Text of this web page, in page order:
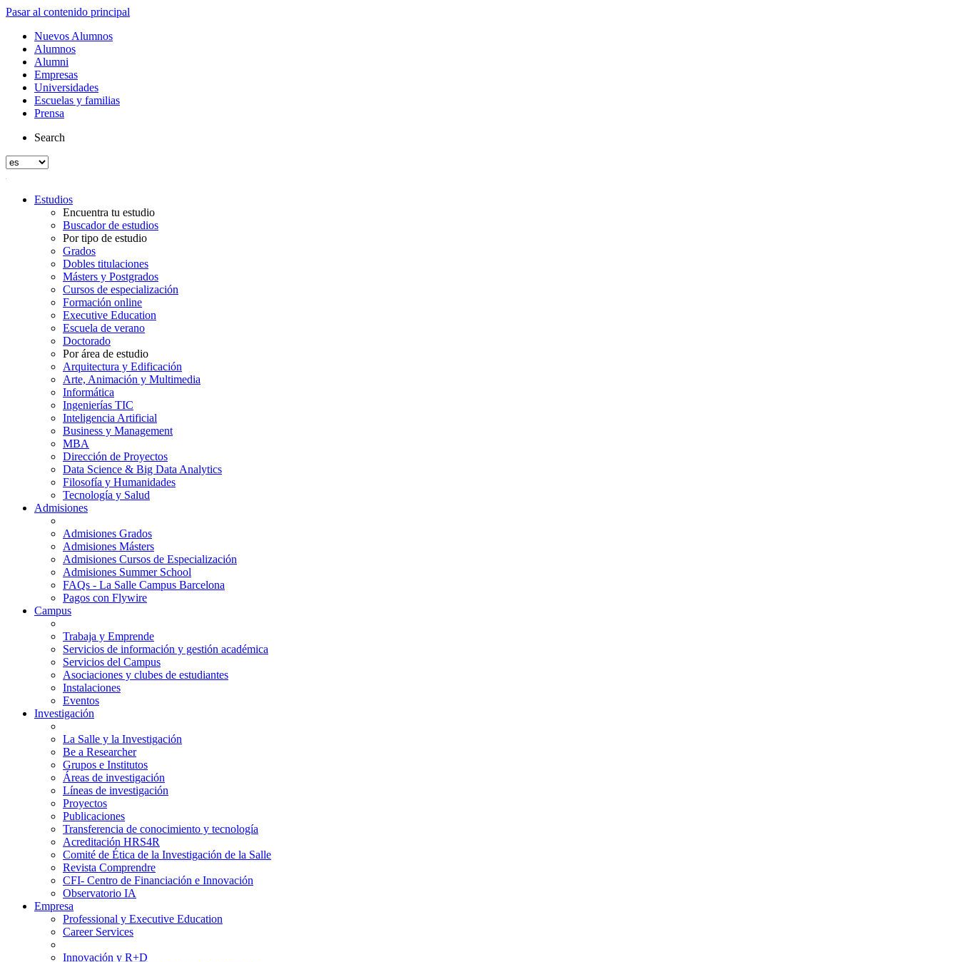
Pasar al contenido principal
Nuevos Alumnos
Alumnos
Alumni
Empresas
Universidades
Escuelas y familias
Prensa
Search
Estudios
Encuentra tu estudio
Buscador de estudios
Por tipo de estudio
Grados
Dobles titulaciones
Másters y Postgrados
Cursos de especialización
Formación online
Executive Education
Escuela de verano
Doctorado
Por área de estudio
Arquitectura y Edificación
Arte, Animación y Multimedia
Informática
Ingenierías TIC
Inteligencia Artificial
Business y Management
MBA
Dirección de Proyectos
Data Science & Big Data Analytics
Filosofía y Humanidades
Tecnología y Salud
Admisiones
Admisiones Grados
Admisiones Másters
Admisiones Cursos de Especialización
Admisiones Summer School
FAQs - La Salle Campus Barcelona
Pagos con Flywire
Campus
Trabaja y Emprende
Servicios de información y gestión académica
Servicios del Campus
Asociaciones y clubes de estudiantes
Instalaciones
Eventos
Investigación
La Salle y la Investigación
Be a Researcher
Grupos e Institutos
Áreas de investigación
Líneas de investigación
Proyectos
Publicaciones
Transferencia de conocimiento y tecnología
Acreditación HRS4R
Comité de Ética de la Investigación de la Salle
Revista Comprendre
CFI- Centro de Financiación e Innovación
Observatorio IA
Empresa
Professional y Executive Education
Career Services
Innovación y R+D